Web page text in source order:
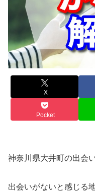
X
Pocket
神奈川県大井町の出会
出会いがないと感じる